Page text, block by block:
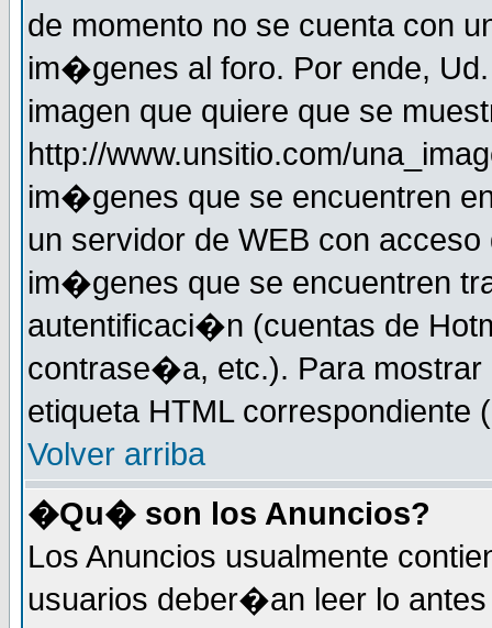
de momento no se cuenta con
im�genes al foro. Por ende,
imagen que quiere que se
http://www.unsitio.com/
im�genes que se encuentren
un servidor de WEB con
im�genes que se encuentren
autentificaci�n (cuentas de
contrase�a, etc.). Para mostrar
etiqueta HTML correspondiente
Volver arriba
�Qu� son los Anuncios?
Los Anuncios usualmente
usuarios deber�an leer lo